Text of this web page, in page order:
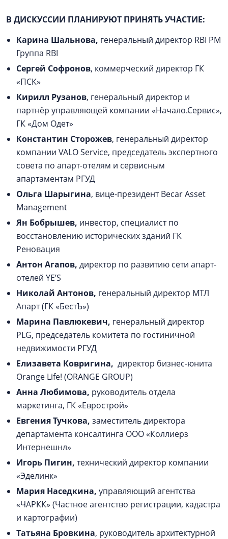
В ДИСКУССИИ ПЛАНИРУЮТ ПРИНЯТЬ УЧАСТИЕ:
Карина Шальнова, генеральный директор RBI PM
Группа RBI
Сергей Софронов, коммерческий директор ГК
«ПСК»
Кирилл Рузанов, генеральный директор и
партнёр управляющей компании «Начало.Сервис»,
ГК «Дом Одет»
Константин Сторожев, генеральный директор
компании VALO Service, председатель экспертного
совета по апарт-отелям и сервисным
апартаментам РГУД
Ольга Шарыгина, вице-президент Becar Asset
Management
Ян Бобрышев, инвестор, специалист по
восстановлению исторических зданий ГК
Реновация
Антон Агапов, директор по развитию сети апарт-
отелей YE’S
Николай Антонов, генеральный директор МТЛ
Апарт (ГК «БестЪ»)
Марина Павлюкевич, генеральный директор
PLG, председатель комитета по гостиничной
недвижимости РГУД
Елизавета Ковригина, директор бизнес-юнита
Orange Life! (ORANGE GROUP)
Анна Любимова, руководитель отдела
маркетинга, ГК «Еврострой»
Евгения Тучкова, заместитель директора
департамента консалтинга ООО «Коллиерз
Интернешнл»
Игорь Пигин, технический директор компании
«Эделинк»
Мария Наседкина, управляющий агентства
«ЧАРКК» (Частное агентство регистрации, кадастра
и картографии)
Татьяна Бровкина, руководитель архитектурной